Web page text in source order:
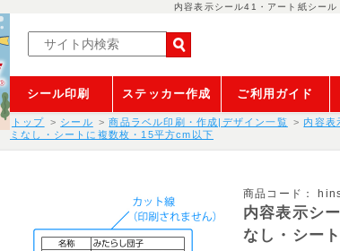
内容表示シール41・アート紙シー
シール印刷 ステッカー作成 ご利用ガイド
トップ シール 商品ラベル印刷・作成|デザイン一覧 内容表
ミなし・シートに複数枚・15平方cm以下
商品コード：
内容表示シ
なし・シー